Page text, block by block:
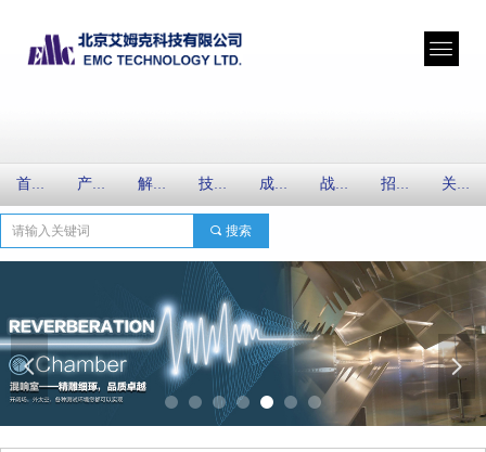
끠 搜索
首页 产品中心 解决方案 技术服务 成功案例 战略合作 招纳贤士 关于艾姆克
넳 넲